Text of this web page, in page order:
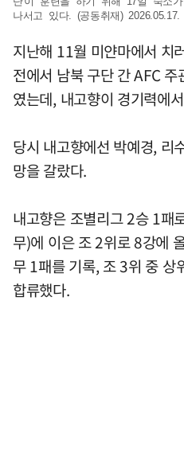
나서고 있다. (공동취재) 2026.05.17.
지난해 11월 미얀마에서 치
전에서 남북 구단 간 AFC
였는데, 내고향이 경기력에
당시 내고향에선 박예경, 리
망을 갈랐다.
내고향은 조별리그 2승 1패
무)에 이은 조 2위로 8강에
무 1패를 기록, 조 3위 중 상
합류했다.